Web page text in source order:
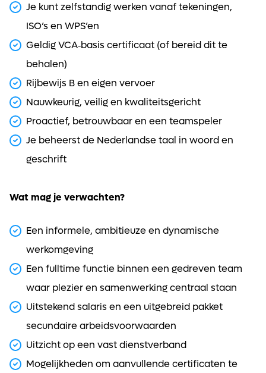
Je kunt zelfstandig werken vanaf tekeningen,
ISO’s en WPS’en
Geldig VCA‑basis certificaat (of bereid dit te
behalen)
Rijbewijs B en eigen vervoer
Nauwkeurig, veilig en kwaliteitsgericht
Proactief, betrouwbaar en een teamspeler
Je beheerst de Nederlandse taal in woord en
geschrift
Wat mag je verwachten?
Een informele, ambitieuze en dynamische
werkomgeving
Een fulltime functie binnen een gedreven team
waar plezier en samenwerking centraal staan
Uitstekend salaris en een uitgebreid pakket
secundaire arbeidsvoorwaarden
Uitzicht op een vast dienstverband
Mogelijkheden om aanvullende certificaten te